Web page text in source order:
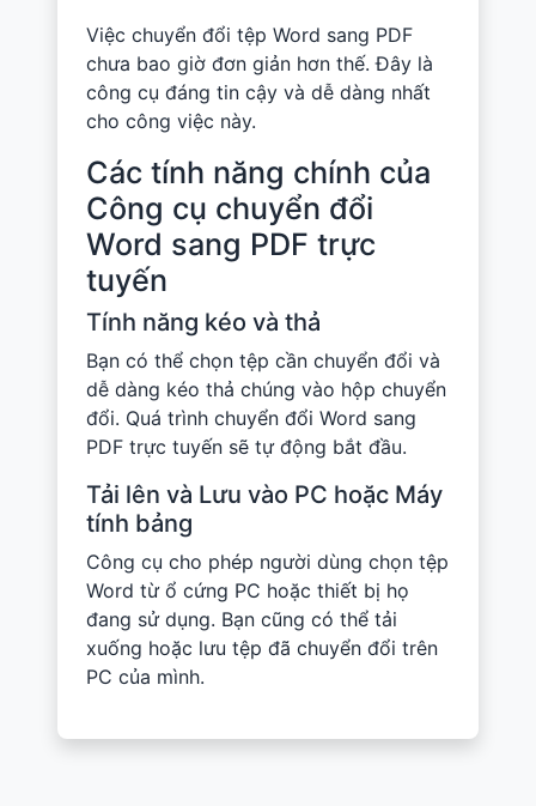
Việc chuyển đổi tệp Word sang PDF
chưa bao giờ đơn giản hơn thế. Đây là
công cụ đáng tin cậy và dễ dàng nhất
cho công việc này.
Các tính năng chính của
Công cụ chuyển đổi
Word sang PDF trực
tuyến
Tính năng kéo và thả
Bạn có thể chọn tệp cần chuyển đổi và
dễ dàng kéo thả chúng vào hộp chuyển
đổi. Quá trình chuyển đổi Word sang
PDF trực tuyến sẽ tự động bắt đầu.
Tải lên và Lưu vào PC hoặc Máy
tính bảng
Công cụ cho phép người dùng chọn tệp
Word từ ổ cứng PC hoặc thiết bị họ
đang sử dụng. Bạn cũng có thể tải
xuống hoặc lưu tệp đã chuyển đổi trên
PC của mình.